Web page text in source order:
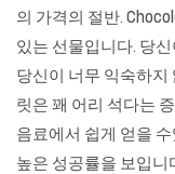
의 가격의 절반.
있는 선물입니다. 당
당신이 너무 익숙하지
릿은 꽤 어리 석다는
음료에서 쉽게 얻을
높은 성공률을 보입니